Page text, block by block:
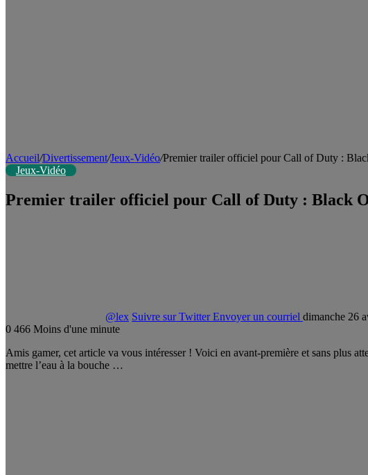
Accueil/Divertissement/Jeux-Vidéo/Premier trailer officiel pour Call of Duty :
Jeux-Vidéo
Premier trailer officiel pour Call of Duty : Black
@lex Suivre sur Twitter Envoyer un courriel dimanche 26
0 466 Moins d'une minute
Amis gamer, cet article va vous intéresser ! Voici en avant-première et sans plus
mettre l’eau à la bouche …